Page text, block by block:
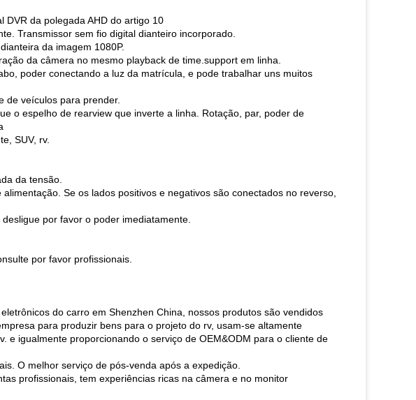
DVR da polegada AHD do artigo 10
Transmissor sem fio digital dianteiro incorporado.
da imagem 1080P.
da câmera no mesmo playback de time.support em linha.
poder conectando a luz da matrícula, e pode trabalhar uns muitos
de veículos para prender.
o espelho de rearview que inverte a linha. Rotação, par, poder de
SUV, rv.
da tensão.
Se os lados positivos e negativos são conectados no reverso,
por favor o poder imediatamente.
por favor profissionais.
do carro em Shenzhen China, nossos produtos são vendidos
para produzir bens para o projeto do rv, usam-se altamente
e igualmente proporcionando o serviço de OEM&ODM para o cliente de
O melhor serviço de pós-venda após a expedição.
profissionais, tem experiências ricas na câmera e no monitor